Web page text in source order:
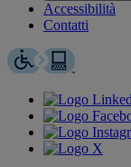
Accessibilità
Contatti